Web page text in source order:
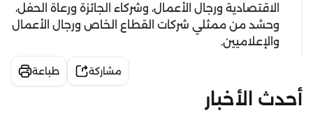
الاقتصادية ورجال الأعمال، وشركاء الجائزة ورعاة الحفل،
وحشد من ممثلي شركات القطاع الخاص ورجال الأعمال
والإعلاميين.
مشاركة طباعة
أحدث الأخبار